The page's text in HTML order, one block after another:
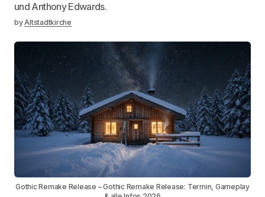
und Anthony Edwards.
byAltstadtkirche
Gothic Remake Release – Gothic Remake Release: Termin, Gameplay